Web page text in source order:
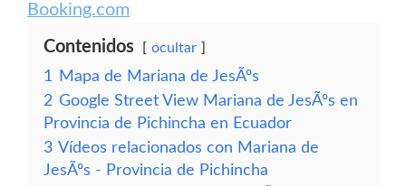
Booking.com
Contenidos ocultar
1
Mapa de Mariana de JesÃºs
2 Google Street View Mariana de JesÃºs en
Provincia de Pichincha en Ecuador
3 Vídeos relacionados con Mariana de
JesÃºs - Provincia de Pichincha